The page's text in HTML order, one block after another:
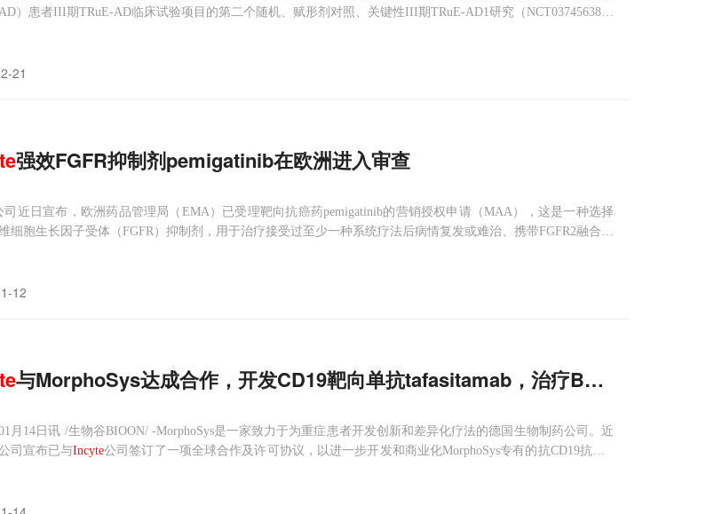
）患者III期TRuE-AD临床试验项目的第二个随机、赋形剂对照、关键性III期TRuE-AD1研究（NCT03745638）
21
强效FGFR抑制剂pemigatinib在欧洲进入审查
司近日宣布，欧洲药品管理局（EMA）已受理靶向抗癌药pemigatinib的营销授权申请（MAA），这是一种选择
细胞生长因子受体（FGFR）抑制剂，用于治疗接受过至少一种系统疗法后病情复发或难治、携带FGFR2融合或
12
与MorphoSys达成合作，开发CD19靶向单抗tafasitamab，治疗B细胞肿瘤！
月14日讯 /生物谷BIOON/ -MorphoSys是一家致力于为重症患者开发创新和差异化疗法的德国生物制药公司。近
司宣布已与Incyte公司签订了一项全球合作及许可协议，以进一步开发和商业化MorphoSys专有的抗CD19抗体ta